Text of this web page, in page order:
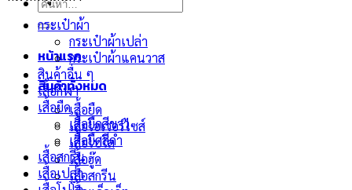
หน้าแรก
สินค้าทั้งหมด
เสื้อยืด
เสื้อโอเวอร์ไซส์
เสื้อโปโล
เสื้อฮู๊ด
เสื้อสกรีน
กระเป๋าผ้า
กระเป๋าผ้าเปล่า
กระเป๋าผ้าแคนวาส
สินค้าอื่น ๆ
เสื้อกีฬา
เสื้อยืด
เสื้อยืดสีขาว
เสื้อยืดสีดำ
เสื้อสกรีน
เสื้อเปล่า